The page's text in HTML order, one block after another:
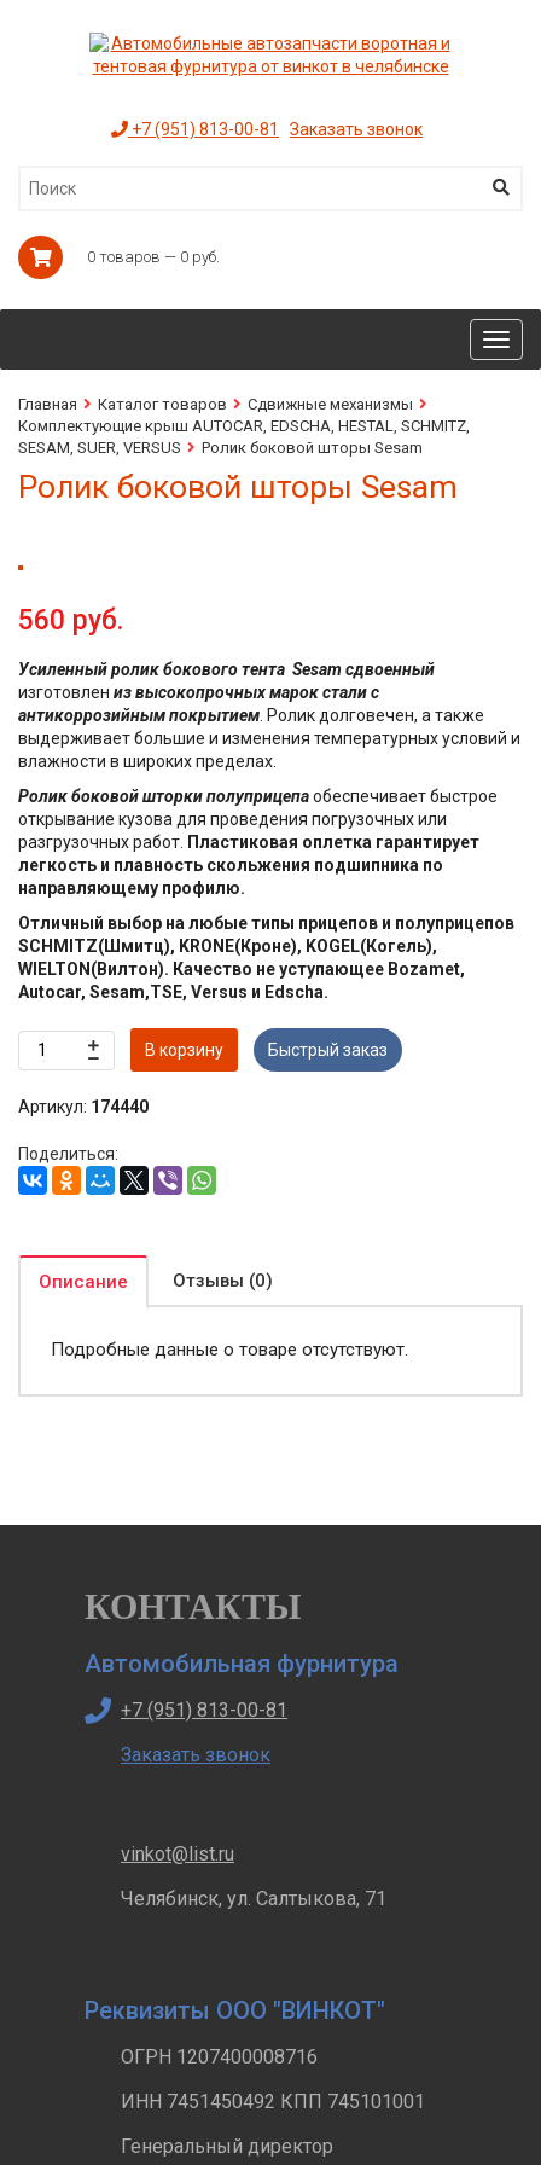
+7 (951) 813-00-81 Заказать звонок
0 товаров — 0 руб.
Главная Каталог товаров
Сдвижные механизмы
Комплектующие крыш AUTOCAR, EDSCHA, HESTAL, SCHMITZ,
SESAM, SUER, VERSUS
Ролик боковой шторы Sesam
Ролик боковой шторы Sesam
560 руб.
Усиленный ролик бокового тента Sesam сдвоенный
изготовлен из высокопрочных марок стали с
антикоррозийным покрытием . Ролик долговечен, а также
выдерживает большие и изменения температурных условий и
влажности в широких пределах.
Ролик боковой шторки полуприцепаобеспечивает быстрое
открывание кузова для проведения погрузочных или
разгрузочных работ. Пластиковая оплетка гарантирует
легкость и плавность скольжения подшипника по
направляющему профилю.
Отличный выбор на любые типы прицепов и полуприцепов
SCHMITZ(Шмитц), KRONE(Кроне), KOGEL(Когель),
WIELTON(Вилтон). Качество не уступающее Bozamet,
Autocar, Sesam,TSE, Versus и Edscha.
В корзину Быстрый заказ
Артикул: 174440
Поделиться:
Описание Отзывы (0)
Подробные данные о товаре отсутствуют.
КОНТАКТЫ
Автомобильная фурнитура
+7 (951) 813-00-81
Заказать звонок
vinkot@list.ru
Челябинск, ул. Салтыкова, 71
Реквизиты ООО "ВИНКОТ"
ОГРН 1207400008716
ИНН 7451450492 КПП 745101001
Генеральный директор